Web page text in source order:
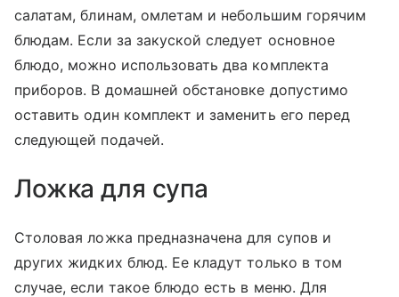
салатам, блинам, омлетам и небольшим горячим
блюдам. Если за закуской следует основное
блюдо, можно использовать два комплекта
приборов. В домашней обстановке допустимо
оставить один комплект и заменить его перед
следующей подачей.
Ложка для супа
Столовая ложка предназначена для супов и
других жидких блюд. Ее кладут только в том
случае, если такое блюдо есть в меню. Для